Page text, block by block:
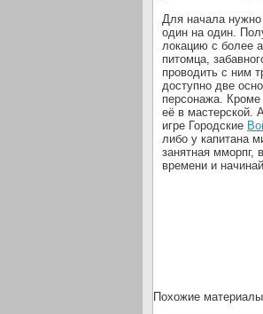
Для начала нужно
один на один.
локацию с более
питомца,
проводить с ним
доступно две
персонажа. Кроме
её в мастерской.
игре Городские
либо у капитана
занятная мморпг,
времени и
Похожие